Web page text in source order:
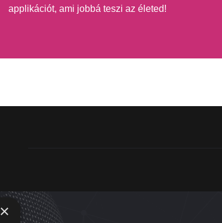
applikációt, ami jobbá teszi az életed!
×